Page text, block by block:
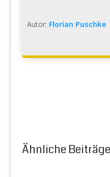
Autor: Florian Puschke
Ähnliche Beiträge